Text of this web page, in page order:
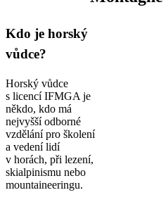
Kdo je horský
vůdce?
Horský vůdce
s licencí IFMGA je
někdo, kdo má
nejvyšší odborné
vzdělání pro školení
a vedení lidí
v horách, při lezení,
skialpinismu nebo
mountaineeringu.